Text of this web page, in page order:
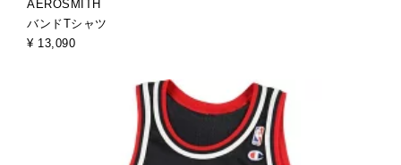
AEROSMITH
バンドTシャツ
¥ 13,090